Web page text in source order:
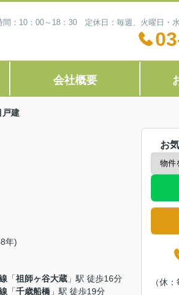
間：10：00～18：30 定休日：毎週、火曜日・
会社概要
戸建
年)
「祖師ヶ谷大蔵 」駅 徒歩16分
「千歳船橋 」駅 徒歩19分
お
（休